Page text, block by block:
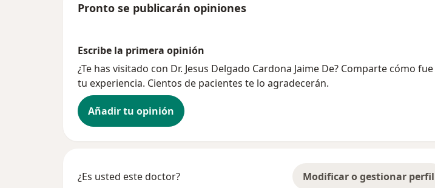
Pronto se publicarán opiniones
Escribe la primera opinión
¿Te has visitado con Dr. Jesus Delgado Cardona Jaime De? Comparte cómo fue
tu experiencia. Cientos de pacientes te lo agradecerán.
Añadir tu opinión
¿Es usted este doctor? Modificar o gestionar perfil